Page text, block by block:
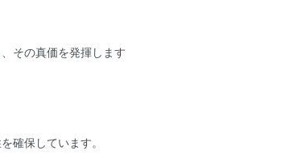
その真価を発揮します
確保しています。